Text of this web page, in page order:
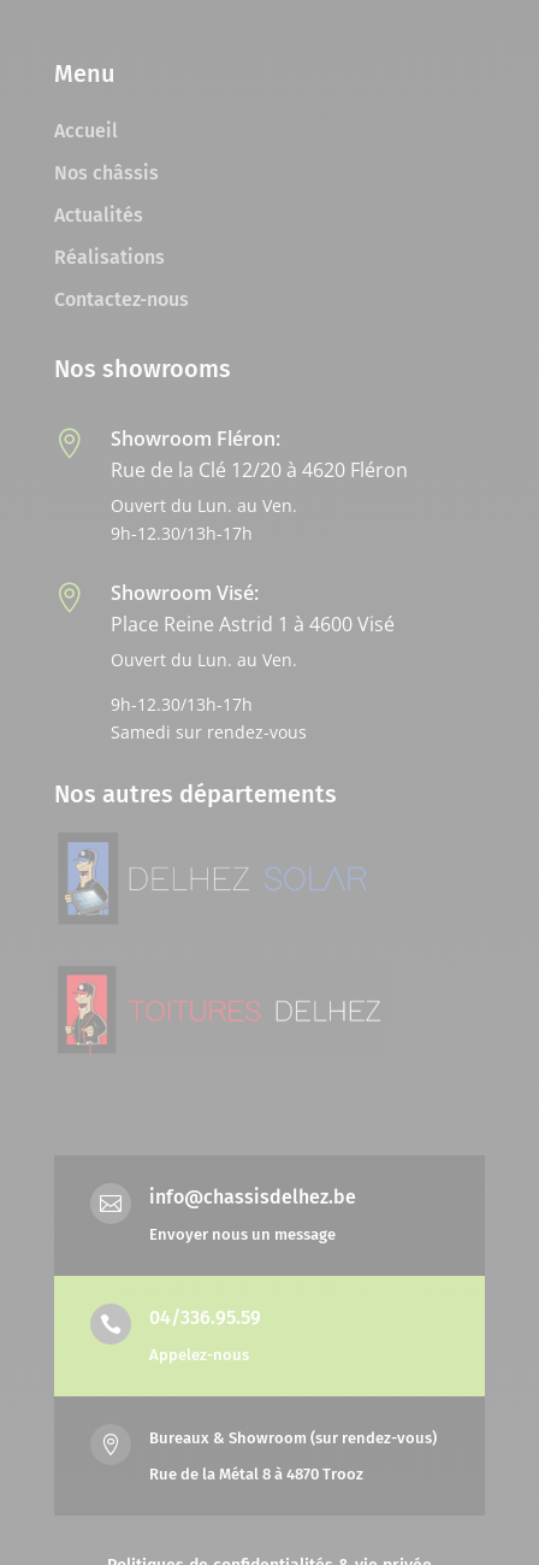
Menu
Accueil
Nos châssis
Actualités
Réalisations
Contactez-nous
Nos showrooms

Showroom Fléron:
Rue de la Clé 12/20 à 4620 Fléron
Ouvert du Lun. au Ven.
9h-12.30/13h-17h

Showroom Visé:
Place Reine Astrid 1 à 4600 Visé
Ouvert du Lun. au Ven.
9h-12.30/13h-17h
Samedi sur rendez-vous
Nos autres départements
 info@chassisdelhez.be
Envoyer nous un message
 04/336.95.59
Appelez-nous

Bureaux & Showroom (sur rendez-vous)
Rue de la Métal 8 à 4870 Trooz